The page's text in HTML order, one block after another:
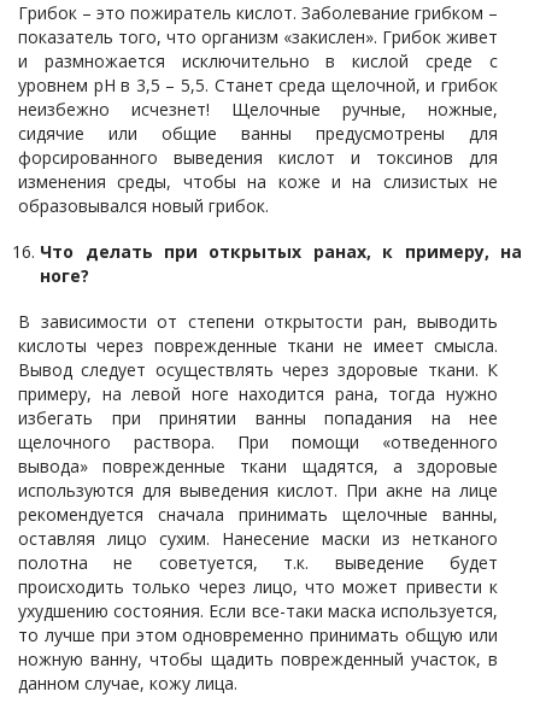
Грибок – это пожиратель кислот. Заболевание грибком –
показатель того, что организм «закислен». Грибок живет
и размножается исключительно в кислой среде с
уровнем pH в 3,5 – 5,5. Станет среда щелочной, и грибок
неизбежно исчезнет! Щелочные ручные, ножные,
сидячие или общие ванны предусмотрены для
форсированного выведения кислот и токсинов для
изменения среды, чтобы на коже и на слизистых не
образовывался новый грибок.
Что делать при открытых ранах, к примеру, на
ноге?
В зависимости от степени открытости ран, выводить
кислоты через поврежденные ткани не имеет смысла.
Вывод следует осуществлять через здоровые ткани. К
примеру, на левой ноге находится рана, тогда нужно
избегать при принятии ванны попадания на нее
щелочного раствора. При помощи «отведенного
вывода» поврежденные ткани щадятся, а здоровые
используются для выведения кислот. При акне на лице
рекомендуется сначала принимать щелочные ванны,
оставляя лицо сухим. Нанесение маски из нетканого
полотна не советуется, т.к. выведение будет
происходить только через лицо, что может привести к
ухудшению состояния. Если все-таки маска используется,
то лучше при этом одновременно принимать общую или
ножную ванну, чтобы щадить поврежденный участок, в
данном случае, кожу лица.